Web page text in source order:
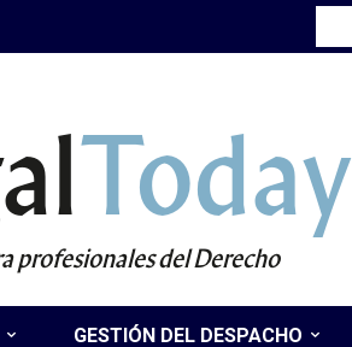
Today
profesionales del Derecho
GESTIÓN DEL DESPACHO